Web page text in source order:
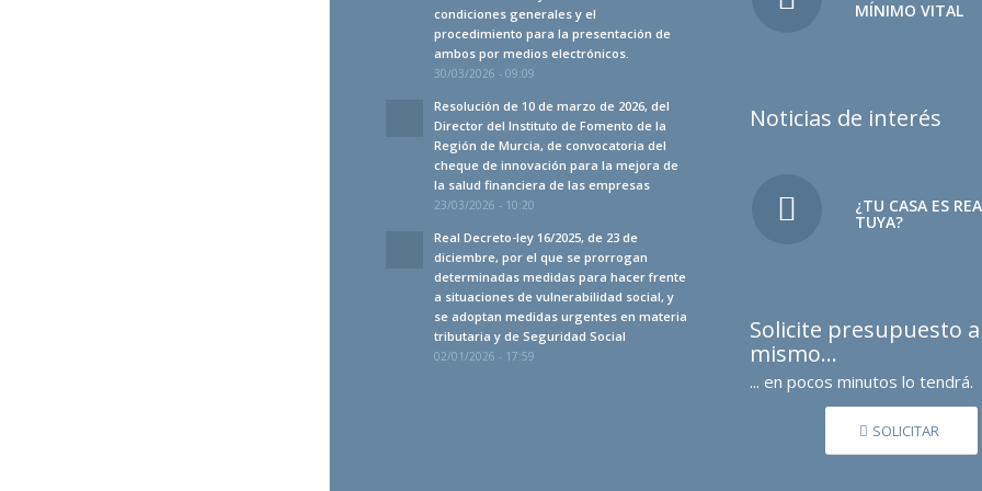
condiciones generales y el
procedimiento para la presentación de
ambos por medios electrónicos.
30/03/2026 - 09:09
Resolución de 10 de marzo de 2026, del
Director del Instituto de Fomento de la
Región de Murcia, de convocatoria del
cheque de innovación para la mejora de
la salud financiera de las empresas
23/03/2026 - 10:20
Real Decreto-ley 16/2025, de 23 de
diciembre, por el que se prorrogan
determinadas medidas para hacer frente
a situaciones de vulnerabilidad social, y
se adoptan medidas urgentes en materia
tributaria y de Seguridad Social
02/01/2026 - 17:59
MÍNIMO VITAL
Noticias de interés
¿TU CASA ES
TUYA?
Solicite presupuesto
mismo…
... en pocos minutos lo tendrá.
SOLICITAR